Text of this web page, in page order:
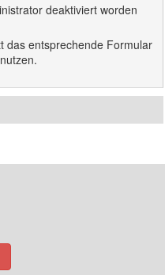
deaktiviert worden
das entsprechende Formular